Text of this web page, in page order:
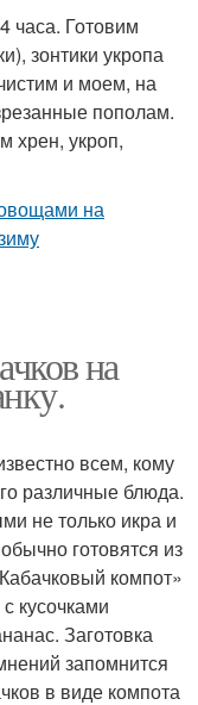
часа. Готовим
зонтики укропа
и моем, на
пополам.
хрен, укроп,
на
всем, кому
различные блюда.
не только икра и
готовятся из
компот»
кусочками
Заготовка
запомнится
в виде компота